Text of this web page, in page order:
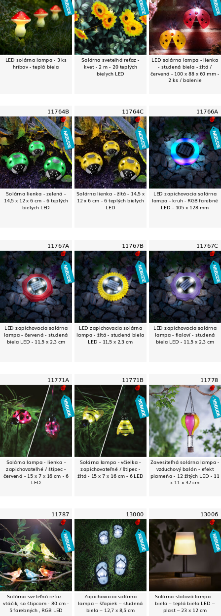
LED solárna lampa - 3 ks
hríbov - teplá biela
Solárna sveteľná reťaz -
kvet - 2 m - 20 teplých
bielych LED
LED solárna lampa - lienka
- studená biela - žltá /
červená - 100 x 88 x 60 mm -
2 ks / balenie
11764B
Solárna lienka - zelená -
14,5 x 12 x 6 cm - 6 teplých
bielych LED
11764C
Solárna lienka - žltá - 14,5 x
12 x 6 cm - 6 teplých bielych
LED
11766A
LED zapichovacia solárna
lampa - kruh - RGB farebné
LED - 105 x 128 mm
11767A
LED zapichovacia solárna
lampa - červená - studená
biela LED - 11,5 x 2,3 cm
11767B
LED zapichovacia solárna
lampa - žltá - studená biela
LED - 11,5 x 2,3 cm
11767C
LED zapichovacia solárna
lampa - fialoví - studená
biela LED - 11,5 x 2,3 cm
11771A
Solárna lampa - lienka -
zapichovateľné / štipec -
červená - 15 x 7 x 16 cm - 6
LED
11771B
Solárna lampa - včielka -
zapichovateľné / štipec -
žltá - 15 x 7 x 16 cm - 6 LED
11778
Zavesiteľná solárna lampa -
vzduchový balón - efekt
plameňa - 12 žltých LED - 11
x 11 x 37 cm
11787
Solárna sveteľná reťaz -
vtáčik, so štipcom - 80 cm -
5 farebných , RGB LED
13000
Zapichovacia solárna
lampa – šľapiek – studená
biela – 12,7 x 8,5 cm
13006
Solárna stolová lampa –
biela – teplá biela LED –
plast – 23 x 12 cm